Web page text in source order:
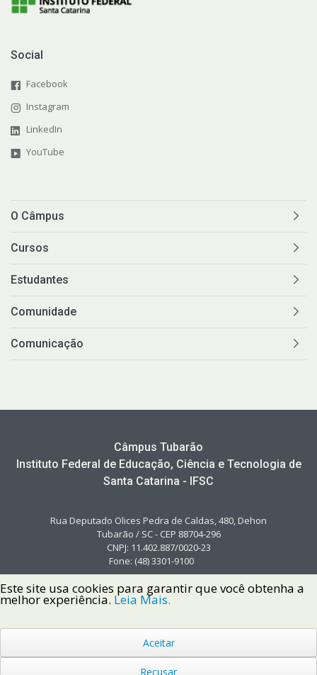
Social
Facebook
Instagram
LinkedIn
YouTube
O Câmpus
Cursos
Estudantes
Comunidade
Comunicação
Câmpus Tubarão
Instituto Federal de Educação, Ciência e Tecnologia de
Santa Catarina - IFSC
Rua Deputado Olices Pedra de Caldas, 480, Dehon
Tubarão / SC - CEP 88704-296
CNPJ: 11.402.887/0020-23
Fone: (48) 3301-9100
Copyright © 2022 Instituto Federal de Santa Catarina IFSC
Todos os Direitos Reservados.
Este site usa cookies para garantir que você obtenha a
melhor experiência. Leia Mais.
Aceitar
Recusar